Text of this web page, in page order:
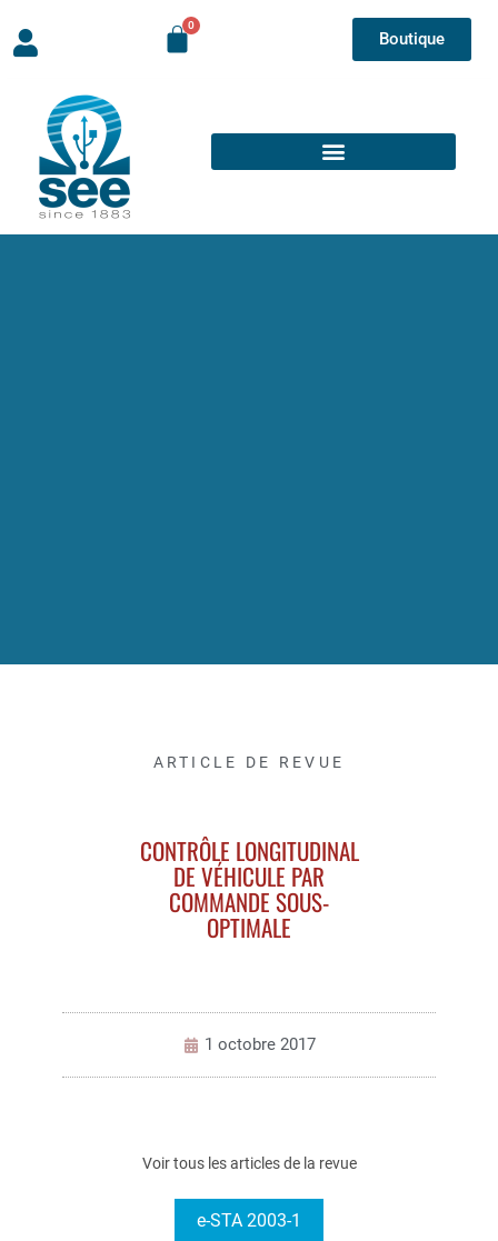
Boutique
ARTICLE DE REVUE
CONTRÔLE LONGITUDINAL
DE VÉHICULE PAR
COMMANDE SOUS-
OPTIMALE
1 octobre 2017
Voir tous les articles de la revue
e-STA 2003-1